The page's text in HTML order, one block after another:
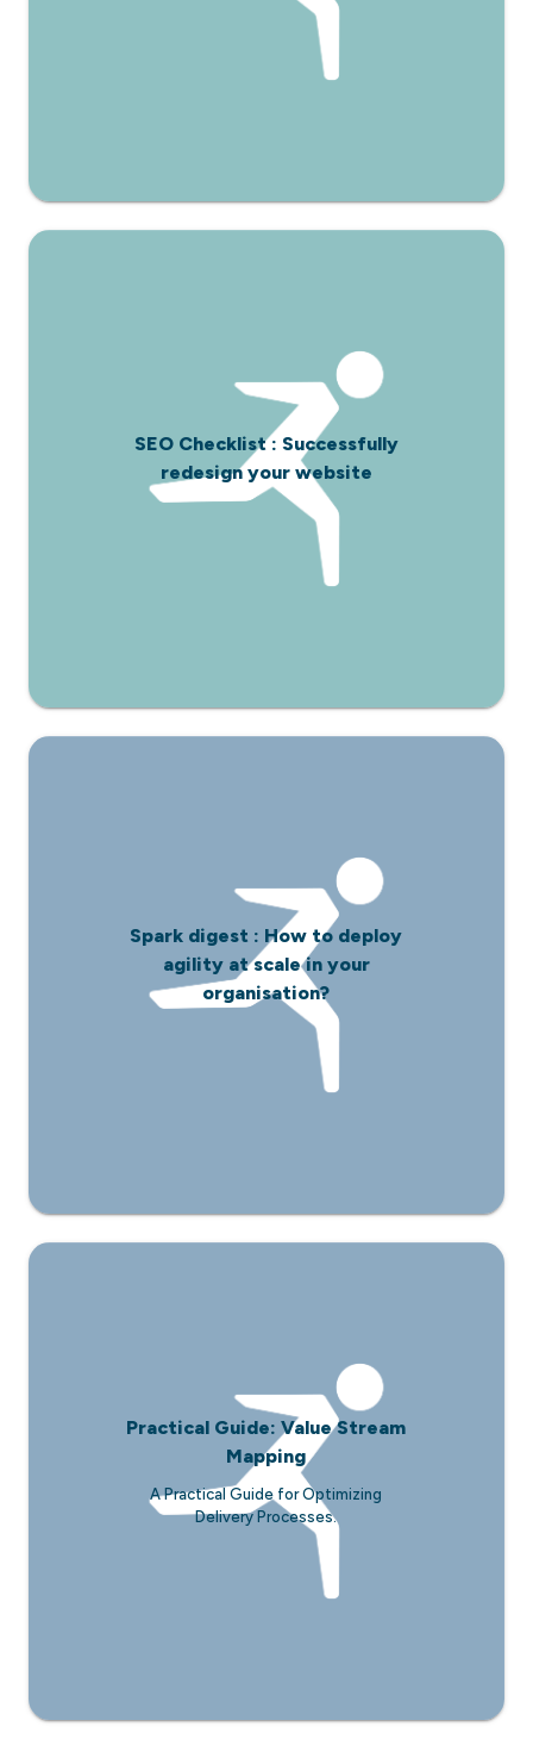
SEO Checklist : Successfully
redesign your website
Spark digest : How to deploy
agility at scale in your
organisation?
Practical Guide: Value Stream
Mapping
A Practical Guide for Optimizing
Delivery Processes.